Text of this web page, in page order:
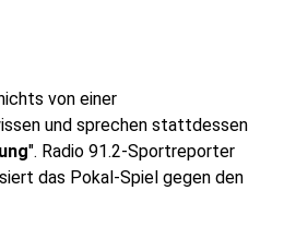
von einer
und sprechen stattdessen
". Radio 91.2-Sportreporter
das Pokal-Spiel gegen den